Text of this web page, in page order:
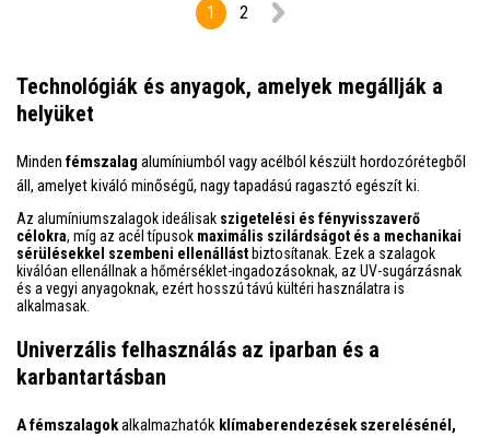
1 2
Technológiák és anyagok, amelyek megállják a
helyüket
Minden fémszalag alumíniumból vagy acélból készült hordozórétegből
áll, amelyet kiváló minőségű, nagy tapadású ragasztó egészít ki.
Az alumíniumszalagok ideálisak szigetelési és fényvisszaverő
célokra, míg az acél típusok maximális szilárdságot és a mechanikai
sérülésekkel szembeni ellenállást biztosítanak. Ezek a szalagok
kiválóan ellenállnak a hőmérséklet-ingadozásoknak, az UV-sugárzásnak
és a vegyi anyagoknak, ezért hosszú távú kültéri használatra is
alkalmasak.
Univerzális felhasználás az iparban és a
karbantartásban
A fémszalagokalkalmazhatók klímaberendezések szerelésénél,